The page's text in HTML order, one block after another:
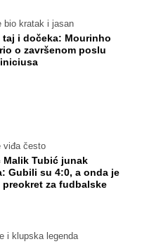
bio kratak i jasan
taj i dočeka: Mourinho
o završenom poslu
viđa često
Malik Tubić junak
Gubili su 4:0, a onda je
za fudbalske
i klupska legenda